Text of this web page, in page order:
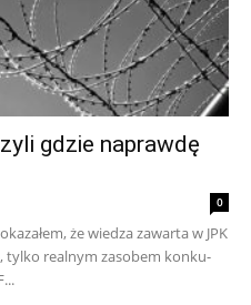
gdzie naprawdę
0
że wie­dza za­war­ta w JPK
tyl­ko re­al­nym za­so­bem kon­ku­